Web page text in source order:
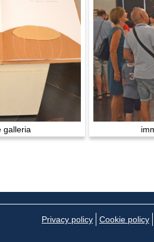
galleria
Privacy policy Cookie policy